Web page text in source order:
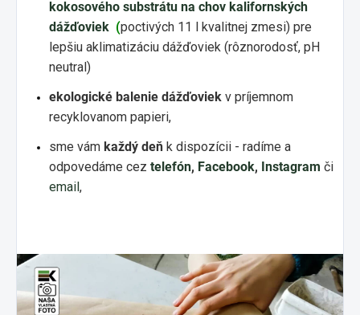
kokosového substrátu na chov kalifornských
dážďoviek (poctivých 11 l kvalitnej zmesi) pre
lepšiu aklimatizáciu dážďoviek (rôznorodosť, pH
neutral)
ekologické balenie dážďoviek v príjemnom
recyklovanom papieri,
sme vám každý deň k dispozícii - radíme a
odpovedáme cez telefón, Facebook, Instagram či
email,